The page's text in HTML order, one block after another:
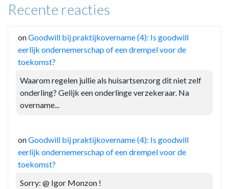
Recente reacties
onGoodwill bij praktijkovername (4): Is goodwill
eerlijk ondernemerschap of een drempel voor de
toekomst?
Waarom regelen jullie als huisartsenzorg dit niet zelf
onderling? Gelijk een onderlinge verzekeraar. Na
overname...
onGoodwill bij praktijkovername (4): Is goodwill
eerlijk ondernemerschap of een drempel voor de
toekomst?
Sorry: @ Igor Monzon !